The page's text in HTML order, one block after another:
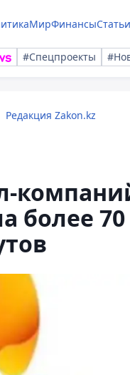
МирФинансыСтатьи
#Спецпроекты
Редакция Zakon.kz
более 70